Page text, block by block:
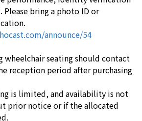
Please bring a photo ID or
announce/54
wheelchair seating should contact
reception period after purchasing
is limited, and availability is not
prior notice or if the allocated